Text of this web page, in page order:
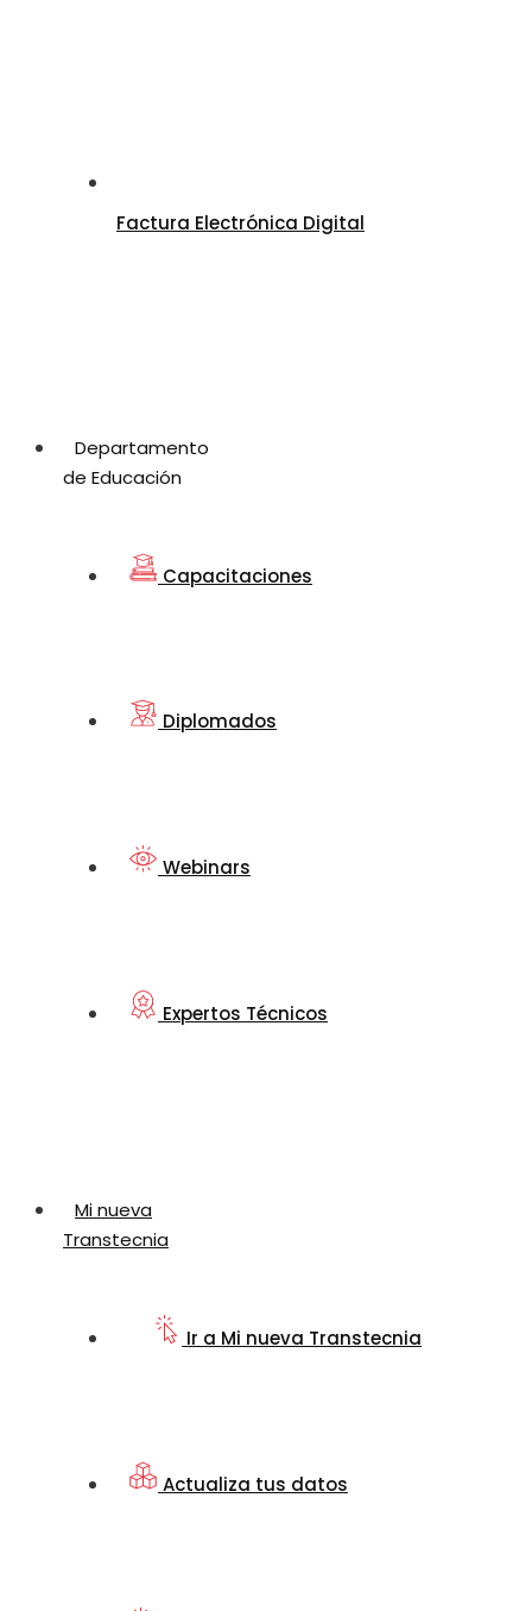
Factura Electrónica Digital
Departamento
de Educación
Capacitaciones
Diplomados
Webinars
Expertos Técnicos
Mi nueva
Transtecnia
Ir a Mi nueva Transtecnia
Actualiza tus datos